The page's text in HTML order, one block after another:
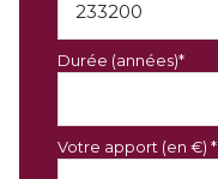
Durée (années)*
Votre apport (en €) *